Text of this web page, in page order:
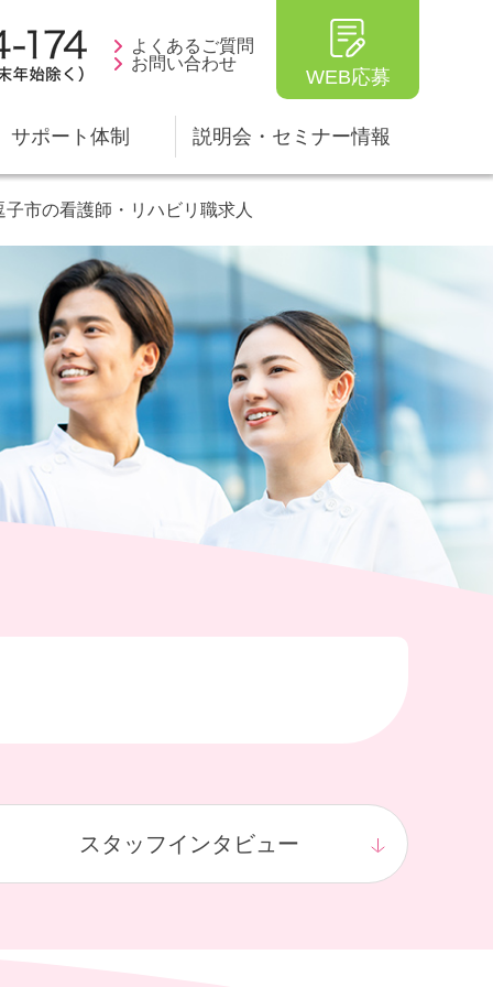
よくあるご質問
お問い合わせ
WEB応募
サポート体制 説明会・セミナー情報
子市の看護師・リハビリ職求人
スタッフインタビュー